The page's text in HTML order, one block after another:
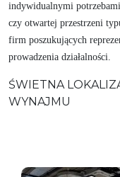
indywidualnymi
czy otwartej przestrzeni
firm poszukujących
prowadzenia działalności.
ŚWIETNA
WYNAJMU